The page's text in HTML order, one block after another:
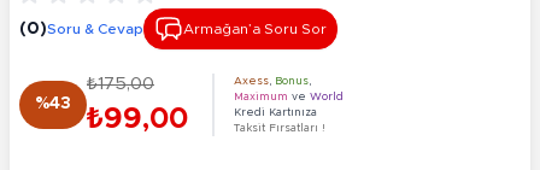
(0)Soru & Cevap Armağan’a Soru Sor
%43
₺175,00
₺99,00
Axess Bonus
Maximum ve World
Kredi Kartınıza
Taksit Fırsatları !